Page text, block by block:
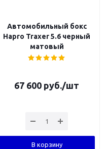
Автомобильный бокс
Hapro Traxer 5.6 черный
матовый
67 600 руб./шт
В корзину